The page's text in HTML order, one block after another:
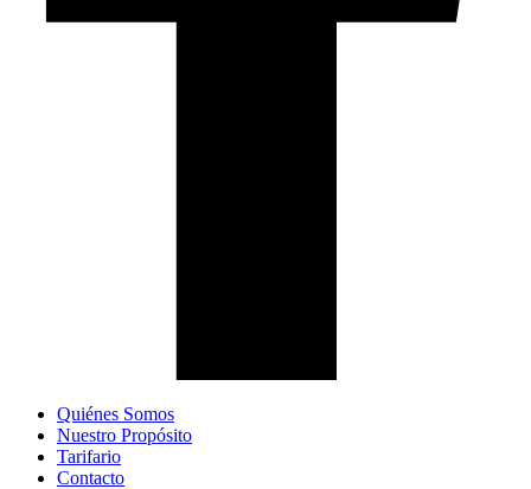
Quiénes Somos
Nuestro Propósito
Tarifario
Contacto